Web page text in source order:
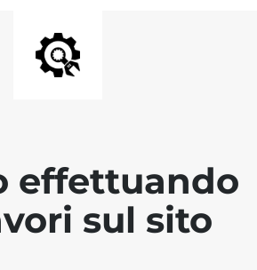
effettuando
sul sito